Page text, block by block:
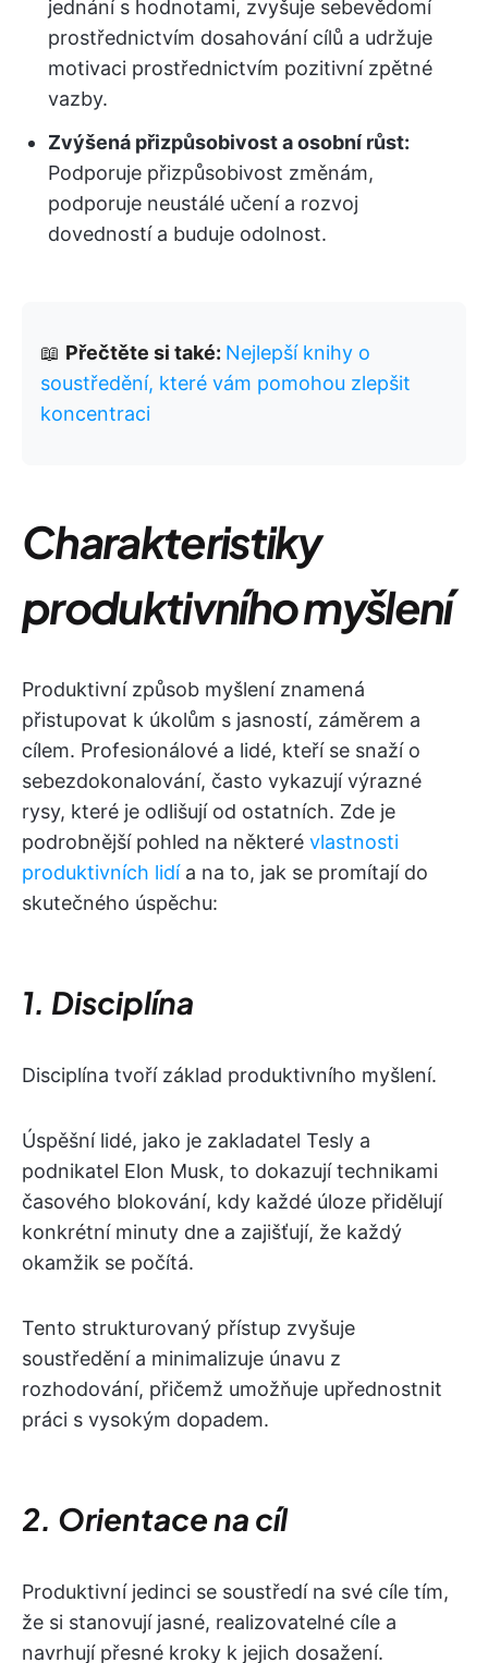
jednání s hodnotami, zvyšuje sebevědomí
prostřednictvím dosahování cílů a udržuje
motivaci prostřednictvím pozitivní zpětné
vazby.
Zvýšená přizpůsobivost a osobní růst:
Podporuje přizpůsobivost změnám,
podporuje neustálé učení a rozvoj
dovedností a buduje odolnost.
📖 Přečtěte si také: Nejlepší knihy o
soustředění, které vám pomohou zlepšit
koncentraci
Charakteristiky
produktivního myšlení
Produktivní způsob myšlení znamená
přistupovat k úkolům s jasností, záměrem a
cílem. Profesionálové a lidé, kteří se snaží o
sebezdokonalování, často vykazují výrazné
rysy, které je odlišují od ostatních. Zde je
podrobnější pohled na některé vlastnosti
produktivních lidía na to, jak se promítají do
skutečného úspěchu:
1. Disciplína
Disciplína tvoří základ produktivního myšlení.
Úspěšní lidé, jako je zakladatel Tesly a
podnikatel Elon Musk, to dokazují technikami
časového blokování, kdy každé úloze přidělují
konkrétní minuty dne a zajišťují, že každý
okamžik se počítá.
Tento strukturovaný přístup zvyšuje
soustředění a minimalizuje únavu z
rozhodování, přičemž umožňuje upřednostnit
práci s vysokým dopadem.
2. Orientace na cíl
Produktivní jedinci se soustředí na své cíle tím,
že si stanovují jasné, realizovatelné cíle a
navrhují přesné kroky k jejich dosažení.